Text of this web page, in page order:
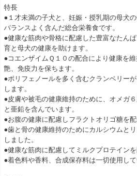
特長
●１才未満の子犬と、妊娠・授乳期の母犬
バランスよく含んだ総合栄養食です。
●健康な筋肉や骨格に配慮した豊富なたん
育と母犬の健康を助けます。
●コエンザイムＱ１０の配合により健康を
艶、免疫力を保ちます。
●ポリフェノールを多く含むクランベリー
します。
●皮膚や被毛の健康維持のために、オメガ
と亜鉛を含んでいます。
●お腹の健康に配慮しフラクトオリゴ糖を配
●歯と骨の健康維持のためにカルシウムと
しました。
●健康な筋肉に配慮してミルクプロテインを
●着色料や香料、合成保存料は一切使用して